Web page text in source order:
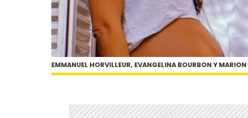
EMMANUEL HORVILLEUR, EVANGELINA BOURBON Y MARION